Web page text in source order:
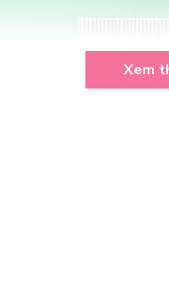
Xem